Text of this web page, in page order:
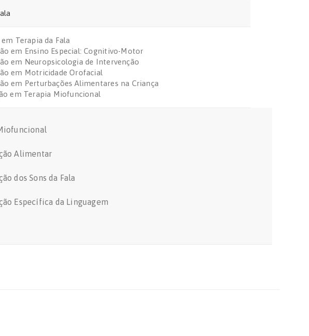
Terapia da Fala
em Ensino Especial: Cognitivo-Motor
em Neuropsicologia de Intervenção
em Motricidade Orofacial
em Perturbações Alimentares na Criança
em Terapia Miofuncional
Alimentar
dos Sons da Fala
Específica da Linguagem